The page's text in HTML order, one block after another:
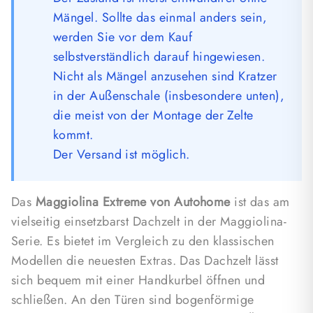
einstellbare Traversen, die sperrige Gegenstände
bis ca. 25 kg aufnehmen können. Die mitgelieferten
Grundträger sind verstellbar und können an die zu
transportierende Last angepasst werden. Das
Dachzelt bietet zudem die Möglichkeit,
verschiedene Halterungs-Bausätze an den in der
Schale integrierten "C"-Führungen anzubringen.
Das Maggiolina Extreme ist in zwei
Größen
Erwachsene empfohlen und hat eine Größe von 130
x 210 cm. Die Medium-Version ist für 2 Erwachsene
und 1 Kind empfohlen und hat eine Größe von 145
x 210 cm. Beide Versionen haben eine
geschlossene Höhe von 33 cm und eine geöffnete
Höhe von 90 cm.
Mängel. Sollte das einmal anders sein,
werden Sie vor dem Kauf
selbstverständlich darauf hingewiesen.
Nicht als Mängel anzusehen sind Kratzer
in der Außenschale (insbesondere unten),
die meist von der Montage der Zelte
kommt.
Der Versand ist möglich.
Das Maggiolina Extreme von Autohomeist das am
vielseitig einsetzbarst Dachzelt in der Maggiolina-
Serie. Es bietet im Vergleich zu den klassischen
Modellen die neuesten Extras. Das Dachzelt lässt
sich bequem mit einer Handkurbel öffnen und
schließen. An den Türen sind bogenförmige